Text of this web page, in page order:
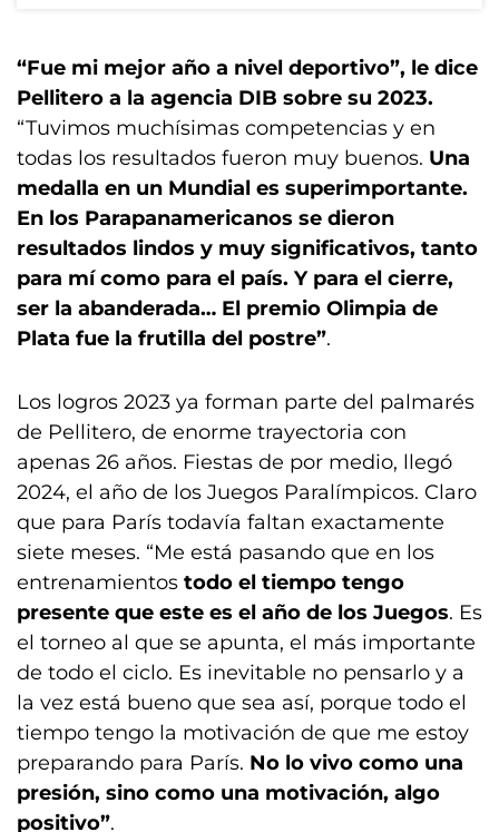
“Fue mi mejor año a nivel deportivo”, le dice
Pellitero a la agencia DIB sobre su 2023.
“Tuvimos muchísimas competencias y en
todas los resultados fueron muy buenos. Una
medalla en un Mundial es superimportante.
En los Parapanamericanos se dieron
resultados lindos y muy significativos, tanto
para mí como para el país. Y para el cierre,
ser la abanderada… El premio Olimpia de
Plata fue la frutilla del postre”.
Los logros 2023 ya forman parte del palmarés
de Pellitero, de enorme trayectoria con
apenas 26 años. Fiestas de por medio, llegó
2024, el año de los Juegos Paralímpicos. Claro
que para París todavía faltan exactamente
siete meses. “Me está pasando que en los
entrenamientos todo el tiempo tengo
presente que este es el año de los Juegos. Es
el torneo al que se apunta, el más importante
de todo el ciclo. Es inevitable no pensarlo y a
la vez está bueno que sea así, porque todo el
tiempo tengo la motivación de que me estoy
preparando para París. No lo vivo como una
presión, sino como una motivación, algo
positivo”.